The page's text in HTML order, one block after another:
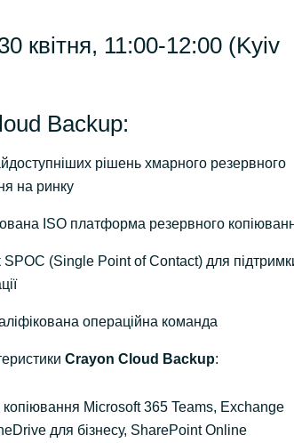
квітня, 11:00-12:00 (Kyiv
Backup:
рішень хмарного резервного
на ринку
ISO платформа резервного
SPOC (Single Point of Contact) для
операційна команда
Crayon Cloud Backup:
копіювання Microsoft 365 Teams, Exchange
для бізнесу, SharePoint Online